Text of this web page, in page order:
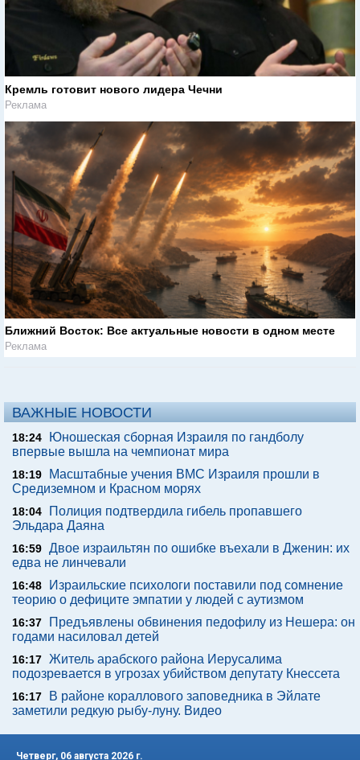
Кремль готовит нового лидера Чечни
Реклама
Ближний Восток: Все актуальные новости в одном месте
Реклама
ВАЖНЫЕ НОВОСТИ
18:24
Юношеская сборная Израиля по гандболу
впервые вышла на чемпионат мира
18:19
Масштабные учения ВМС Израиля прошли в
Средиземном и Красном морях
18:04
Полиция подтвердила гибель пропавшего
Эльдара Даяна
16:59 Двое израильтян по ошибке въехали в Дженин: их
едва не линчевали
16:48
Израильские психологи поставили под сомнение
теорию о дефиците эмпатии у людей с аутизмом
16:37
Предъявлены обвинения педофилу из Нешера: он
годами насиловал детей
16:17 Житель арабского района Иерусалима
подозревается в угрозах убийством депутату Кнессета
16:17
В районе кораллового заповедника в Эйлате
заметили редкую рыбу-луну. Видео
Четверг, 06 августа 2026 г.